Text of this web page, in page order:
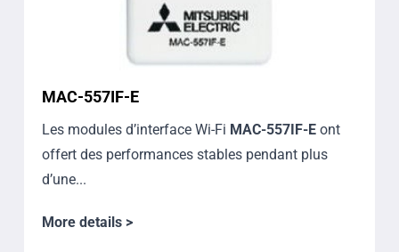
MAC-557IF-E
Les modules d’interface Wi-Fi MAC-557IF-Eont
offert des performances stables pendant plus
d’une...
More details >